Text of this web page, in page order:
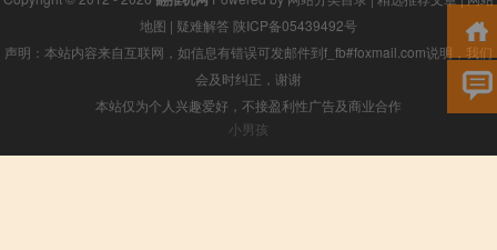
地图 | 疑难解答 陕ICP备05439492号
声明：本站内容来自互联网，如信息有错误可发邮件到f_fb#foxmail.com说明，我们
会及时纠正，谢谢
本站仅为个人兴趣爱好，不接盈利性广告及商业合作
小男孩